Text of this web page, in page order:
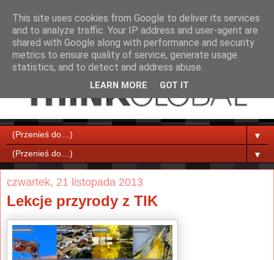
▼
▼
czwartek, 21 listopada 2013
Lekcje przyrody z TIK
This site uses cookies from Google to deliver its services
and to analyze traffic. Your IP address and user-agent are
shared with Google along with performance and security
metrics to ensure quality of service, generate usage
statistics, and to detect and address abuse.
LEARN MORE GOT IT